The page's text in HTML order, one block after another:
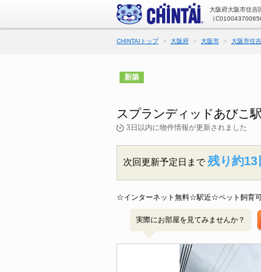
大阪府大阪市住吉
（
CHINTAIトップ 大阪府 大阪市 大阪市住
新築
スプランディッドあびこ
3日以内に物件情報が更新されました
次回更新予定日まで 残り約13
☆インターネット無料☆駅近☆ペット飼育
実際にお部屋を見てみませんか？